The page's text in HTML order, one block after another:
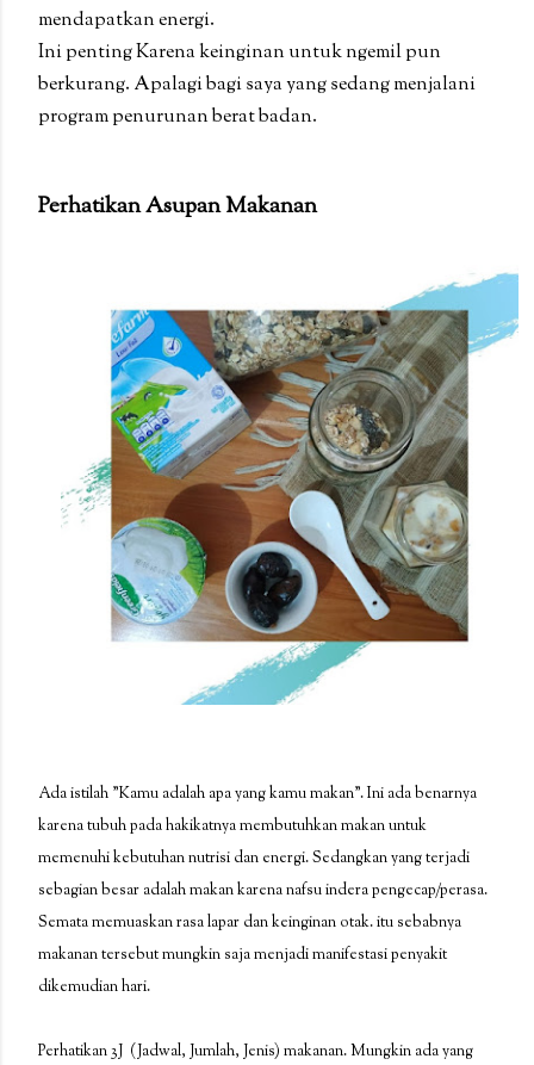
mendapatkan energi.
Ini penting Karena keinginan untuk ngemil pun
berkurang. Apalagi bagi saya yang sedang menjalani
program penurunan berat badan.
Perhatikan Asupan Makanan
Ada istilah "Kamu adalah apa yang kamu makan". Ini ada benarnya
karena tubuh pada hakikatnya membutuhkan makan untuk
memenuhi kebutuhan nutrisi dan energi. Sedangkan yang terjadi
sebagian besar adalah makan karena nafsu indera pengecap/perasa.
Semata memuaskan rasa lapar dan keinginan otak. itu sebabnya
makanan tersebut mungkin saja menjadi manifestasi penyakit
dikemudian hari.
Perhatikan 3J (Jadwal, Jumlah, Jenis) makanan. Mungkin ada yang